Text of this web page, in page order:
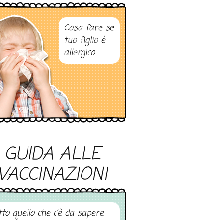
Cosa fare se
tuo figlio è
allergico
GUIDA ALLE
quello che c’è da sapere